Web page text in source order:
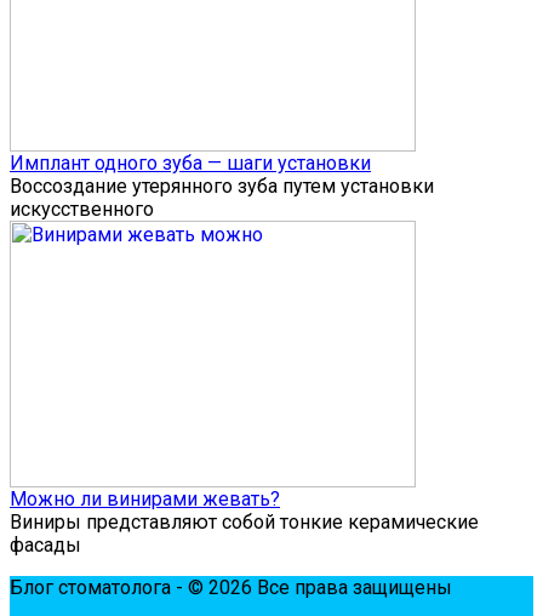
Имплант одного зуба — шаги установки
Воссоздание утерянного зуба путем установки
искусственного
Можно ли винирами жевать?
Виниры представляют собой тонкие керамические
фасады
Блог стоматолога - © 2026 Все права защищены